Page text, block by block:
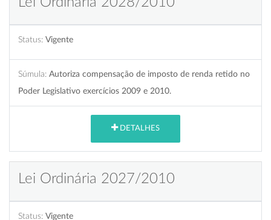
Status: Vigente
Súmula: Autoriza compensação de imposto de renda retido no
Poder Legislativo exercícios 2009 e 2010.
DETALHES
Lei Ordinária 2027/2010
Status: Vigente